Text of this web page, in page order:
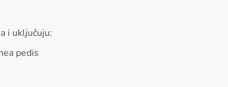
i uključuju:
pedis